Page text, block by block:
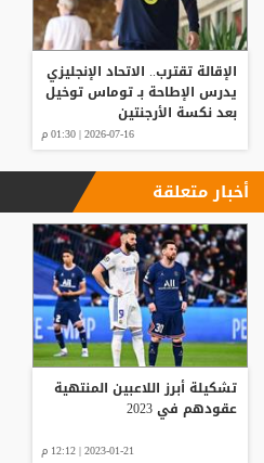
الإقالة تقترب.. الاتحاد الإنجليزي
يدرس الإطاحة بـ توماس توخيل
بعد نكسة الأرجنتين
2026-07-16 | 01:30 م
أخبار متعلقة
تشكيلة أبرز اللاعبين المنتهية
عقودهم في 2023
2023-01-21 | 12:12 م